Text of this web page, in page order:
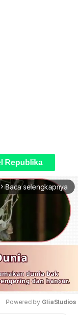
Republika
Baca selengkapnya
Powered by GliaStudios